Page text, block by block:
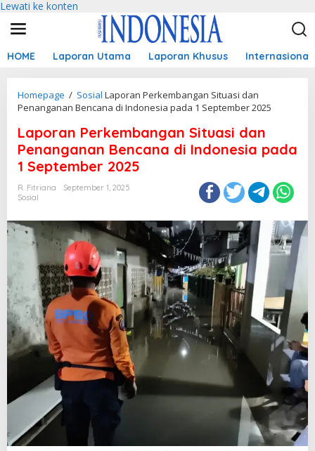
Lewati ke konten
HOME Laporan Utama Laporan Khusus Internasional
Homepage / Sosial Laporan Perkembangan Situasi dan
Penanganan Bencana di Indonesia pada 1 September 2025
Laporan Perkembangan Situasi dan
Penanganan Bencana di Indonesia pada
1 September 2025
R. Fitriana
September 1, 2025
Sosial